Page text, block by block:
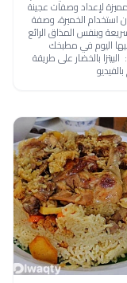
لإعداد وصفات عجينة
استخدام الخميرة، وصفة
وبنفس المذاق الرائع
اليوم في مطبخك
بالخضار على طريقة